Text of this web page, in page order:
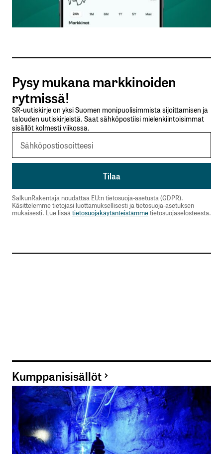
Sähköpostiosoitteesi
Tilaa SalkunRakentajan uutiskirje
Lähetä kommentti
Pysy mukana markkinoiden
rytmissä!
SR-uutiskirje on yksi Suomen monipuolisimmista sijoittamisen ja
talouden uutiskirjeistä. Saat sähköpostiisi mielenkiintoisimmat
sisällöt kolmesti viikossa.
SalkunRakentaja noudattaa EU:n tietosuoja-asetusta (GDPR).
Käsittelemme tietojasi luottamuksellisesti ja tietosuoja-asetuksen
mukaisesti. Lue lisää tietosuojakäytänteistämmetietosuojaselosteesta.
Kumppanisisällöt